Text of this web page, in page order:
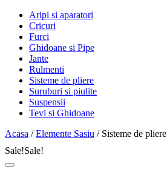
Aripi si aparatori
Cricuri
Furci
Ghidoane si Pipe
Jante
Rulmenti
Sisteme de pliere
Suruburi si piulite
Suspensii
Tevi si Ghidoane
Acasa /Elemente Sasiu / Sisteme de pliere
Sale!Sale!